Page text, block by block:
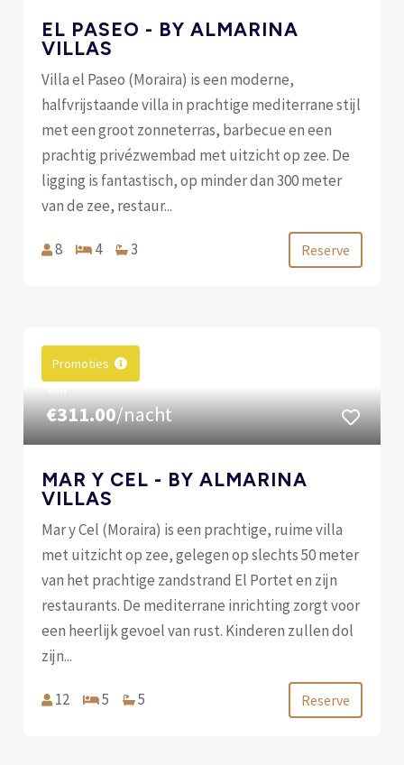
EL PASEO - BY ALMARINA
VILLAS
Villa el Paseo (Moraira) is een moderne,
halfvrijstaande villa in prachtige mediterrane stijl
met een groot zonneterras, barbecue en een
prachtig privézwembad met uitzicht op zee. De
ligging is fantastisch, op minder dan 300 meter
van de zee, restaur...
8 4 3 Reserve
Promoties
€311.00/nacht
MAR Y CEL - BY ALMARINA
VILLAS
Mar y Cel (Moraira) is een prachtige, ruime villa
met uitzicht op zee, gelegen op slechts 50 meter
van het prachtige zandstrand El Portet en zijn
restaurants. De mediterrane inrichting zorgt voor
een heerlijk gevoel van rust. Kinderen zullen dol
zijn...
12 5 5 Reserve